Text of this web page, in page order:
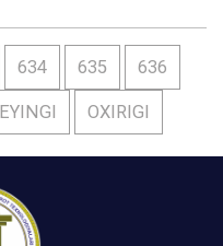
634 635 636
OXIRIGI